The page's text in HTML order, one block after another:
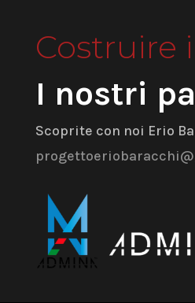
Costruire
I nostri
Scoprite con noi Erio